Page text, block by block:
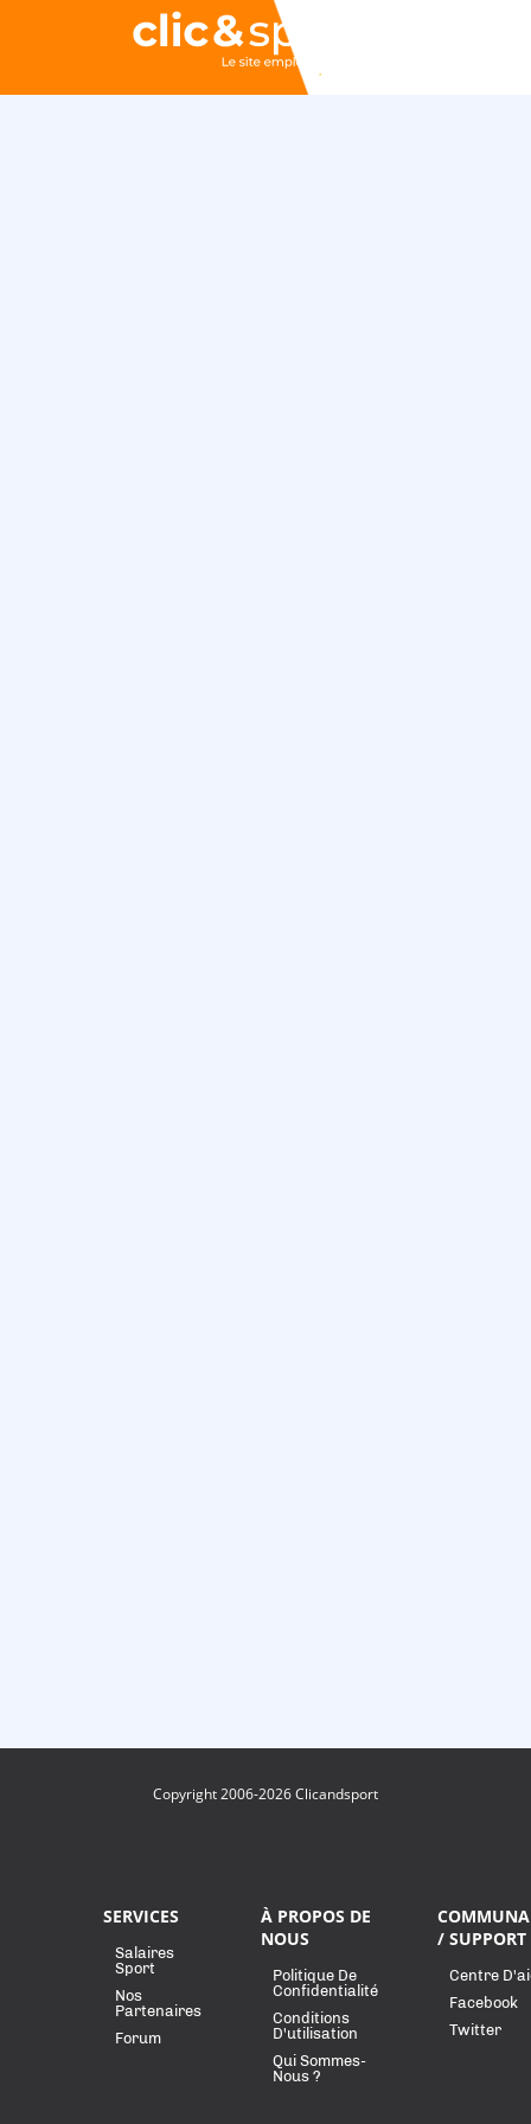
Copyright 2006-2026 Clicandsport
SERVICES
Salaires
Sport
Nos
Partenaires
Forum
À PROPOS DE
NOUS
Politique De
Confidentialité
Conditions
D'utilisation
Qui Sommes-
Nous ?
/ SUPPORT
Centre
Facebook
Twitter